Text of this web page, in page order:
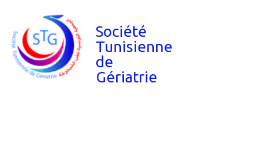
main
content
Société
Tunisienne
de
Gériatrie